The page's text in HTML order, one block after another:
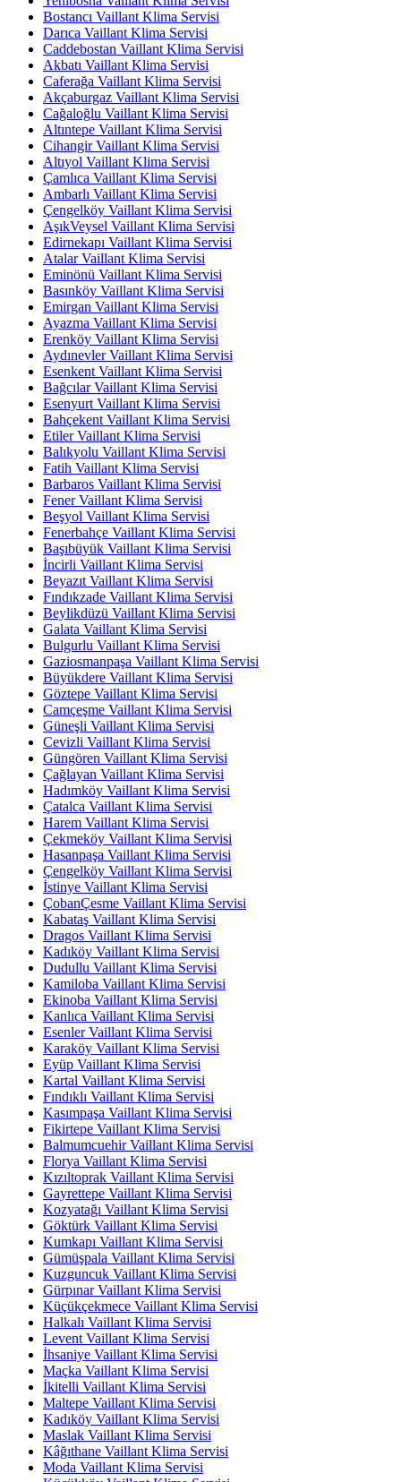
Bostancı Vaillant Klima Servisi
Darıca Vaillant Klima Servisi
Caddebostan Vaillant Klima Servisi
Akbatı Vaillant Klima Servisi
Caferağa Vaillant Klima Servisi
Akçaburgaz Vaillant Klima Servisi
Cağaloğlu Vaillant Klima Servisi
Altıntepe Vaillant Klima Servisi
Cihangir Vaillant Klima Servisi
Altıyol Vaillant Klima Servisi
Çamlıca Vaillant Klima Servisi
Ambarlı Vaillant Klima Servisi
Çengelköy Vaillant Klima Servisi
AşıkVeysel Vaillant Klima Servisi
Edirnekapı Vaillant Klima Servisi
Atalar Vaillant Klima Servisi
Eminönü Vaillant Klima Servisi
Basınköy Vaillant Klima Servisi
Emirgan Vaillant Klima Servisi
Ayazma Vaillant Klima Servisi
Erenköy Vaillant Klima Servisi
Aydınevler Vaillant Klima Servisi
Esenkent Vaillant Klima Servisi
Bağcılar Vaillant Klima Servisi
Esenyurt Vaillant Klima Servisi
Bahçekent Vaillant Klima Servisi
Etiler Vaillant Klima Servisi
Balıkyolu Vaillant Klima Servisi
Fatih Vaillant Klima Servisi
Barbaros Vaillant Klima Servisi
Fener Vaillant Klima Servisi
Beşyol Vaillant Klima Servisi
Fenerbahçe Vaillant Klima Servisi
Başıbüyük Vaillant Klima Servisi
İncirli Vaillant Klima Servisi
Beyazıt Vaillant Klima Servisi
Fındıkzade Vaillant Klima Servisi
Beylikdüzü Vaillant Klima Servisi
Galata Vaillant Klima Servisi
Bulgurlu Vaillant Klima Servisi
Gaziosmanpaşa Vaillant Klima Servisi
Büyükdere Vaillant Klima Servisi
Göztepe Vaillant Klima Servisi
Camçeşme Vaillant Klima Servisi
Güneşli Vaillant Klima Servisi
Cevizli Vaillant Klima Servisi
Güngören Vaillant Klima Servisi
Çağlayan Vaillant Klima Servisi
Hadımköy Vaillant Klima Servisi
Çatalca Vaillant Klima Servisi
Harem Vaillant Klima Servisi
Çekmeköy Vaillant Klima Servisi
Hasanpaşa Vaillant Klima Servisi
Çengelköy Vaillant Klima Servisi
İstinye Vaillant Klima Servisi
ÇobanÇesme Vaillant Klima Servisi
Kabataş Vaillant Klima Servisi
Dragos Vaillant Klima Servisi
Kadıköy Vaillant Klima Servisi
Dudullu Vaillant Klima Servisi
Kamiloba Vaillant Klima Servisi
Ekinoba Vaillant Klima Servisi
Kanlıca Vaillant Klima Servisi
Esenler Vaillant Klima Servisi
Karaköy Vaillant Klima Servisi
Eyüp Vaillant Klima Servisi
Kartal Vaillant Klima Servisi
Fındıklı Vaillant Klima Servisi
Kasımpaşa Vaillant Klima Servisi
Fikirtepe Vaillant Klima Servisi
Balmumcuehir Vaillant Klima Servisi
Florya Vaillant Klima Servisi
Kızıltoprak Vaillant Klima Servisi
Gayrettepe Vaillant Klima Servisi
Kozyatağı Vaillant Klima Servisi
Göktürk Vaillant Klima Servisi
Kumkapı Vaillant Klima Servisi
Gümüşpala Vaillant Klima Servisi
Kuzguncuk Vaillant Klima Servisi
Gürpınar Vaillant Klima Servisi
Küçükçekmece Vaillant Klima Servisi
Halkalı Vaillant Klima Servisi
Levent Vaillant Klima Servisi
İhsaniye Vaillant Klima Servisi
Maçka Vaillant Klima Servisi
İkitelli Vaillant Klima Servisi
Maltepe Vaillant Klima Servisi
Kadıköy Vaillant Klima Servisi
Maslak Vaillant Klima Servisi
Kâğıthane Vaillant Klima Servisi
Moda Vaillant Klima Servisi